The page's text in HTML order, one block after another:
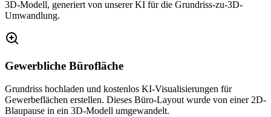
3D-Modell, generiert von unserer KI für die Grundriss-zu-3D-
Umwandlung.
Gewerbliche Bürofläche
Grundriss hochladen und kostenlos KI-Visualisierungen für
Gewerbeflächen erstellen. Dieses Büro-Layout wurde von einer 2D-
Blaupause in ein 3D-Modell umgewandelt.